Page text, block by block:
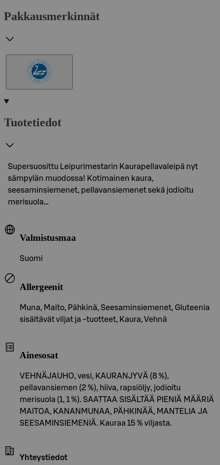
Pakkausmerkinnät
Tuotetiedot
Supersuosittu Leipurimestarin Kaurapellavaleipä nyt
sämpylän muodossa! Kotimainen kaura,
seesaminsiemenet, pellavansiemenet sekä jodioitu
merisuola…
Valmistusmaa
Suomi
Allergeenit
Muna, Maito, Pähkinä, Seesaminsiemenet, Gluteenia
sisältävät viljat ja -tuotteet, Kaura, Vehnä
Ainesosat
VEHNÄJAUHO, vesi, KAURANJYVÄ (8 %),
pellavansiemen (2 %), hiiva, rapsiöljy, jodioitu
merisuola (1, 1 %). SAATTAA SISÄLTÄÄ PIENIÄ MÄÄRIÄ
MAITOA, KANANMUNAA, PÄHKINÄÄ, MANTELIA JA
SEESAMINSIEMENIÄ. Kauraa 15 % viljasta.
Yhteystiedot